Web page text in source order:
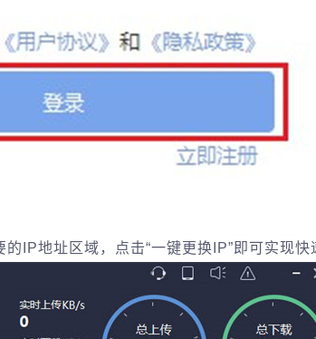
IP地址区域，点击“一键更换IP”即可实现快